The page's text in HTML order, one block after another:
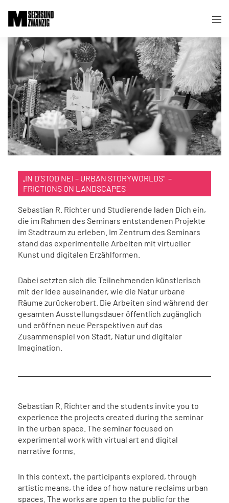
„IN D‘STOD NEI – URBAN STORYWORLDS“ –
FRICTIONS ON LANDSCAPES
Sebastian R. Richter und Studierende laden Dich ein,
die im Rahmen des Seminars entstandenen Projekte
im Stadtraum zu erleben. Im Zentrum des Seminars
stand das experimentelle Arbeiten mit virtueller
Kunst und digitalen Erzählformen.
Dabei setzten sich die Teilnehmenden künstlerisch
mit der Idee auseinander, wie die Natur urbane
Räume zurückerobert. Die Arbeiten sind während der
gesamten Ausstellungsdauer öffentlich zugänglich
und eröffnen neue Perspektiven auf das
Zusammenspiel von Stadt, Natur und digitaler
Imagination.
Sebastian R. Richter and the students invite you to
experience the projects created during the seminar
in the urban space. The seminar focused on
experimental work with virtual art and digital
narrative forms.
In this context, the participants explored, through
artistic means, the idea of how nature reclaims urban
spaces. The works are open to the public for the